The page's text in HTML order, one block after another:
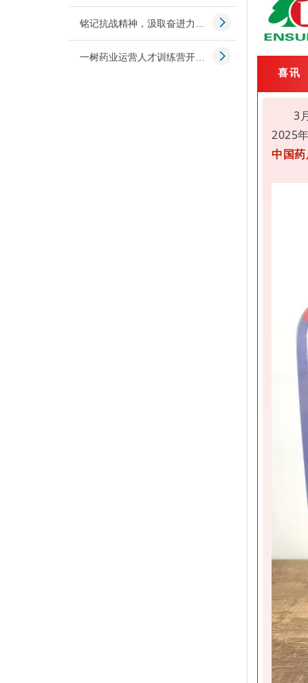
铭记抗战精神，汲取奋进力量 | 一树药业组织全员观看胜利日阅兵
一树药业运营人才训练营开班，为企业发展筑牢人才根基！
喜讯
3
2025
中国